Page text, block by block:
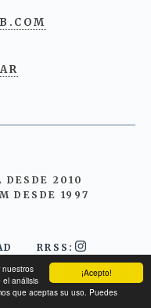
¡Acepto!
nuestros
el análisis
que aceptas su uso. Puedes
2010
DESDE 1997
RRSS: